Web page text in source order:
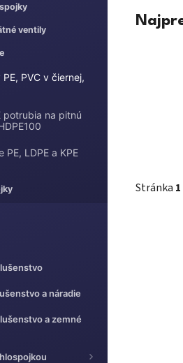
ventily
PVC v čiernej,
potrubia na pitnú
PE, LDPE a KPE
a náradie
a zemné
Stránka 1